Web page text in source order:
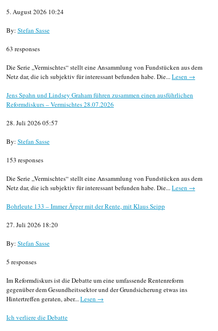
5. August 2026 10:24
By: Stefan Sasse
63 responses
Die Serie „Vermischtes“ stellt eine Ansammlung von Fundstücken aus dem
Netz dar, die ich subjektiv für interessant befunden habe. Die...Lesen →
Jens Spahn und Lindsey Graham führen zusammen einen ausführlichen
Reformdiskurs – Vermischtes 28.07.2026
28. Juli 2026 05:57
By: Stefan Sasse
153 responses
Die Serie „Vermischtes“ stellt eine Ansammlung von Fundstücken aus dem
Netz dar, die ich subjektiv für interessant befunden habe. Die...Lesen →
Bohrleute 133 – Immer Ärger mit der Rente, mit Klaus Seipp
27. Juli 2026 18:20
By: Stefan Sasse
5 responses
Im Reformdiskurs ist die Debatte um eine umfassende Rentenreform
gegenüber dem Gesundheitssektor und der Grundsicherung etwas ins
Hintertreffen geraten, aber...Lesen →
Ich verliere die Debatte